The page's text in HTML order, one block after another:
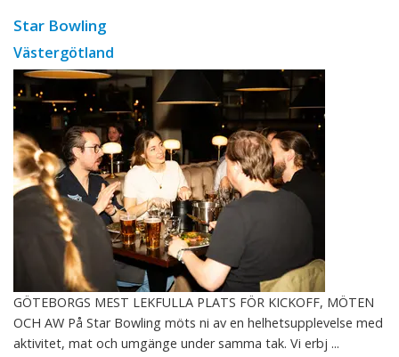
Star Bowling
Västergötland
GÖTEBORGS MEST LEKFULLA PLATS FÖR KICKOFF, MÖTEN
OCH AW På Star Bowling möts ni av en helhetsupplevelse med
aktivitet, mat och umgänge under samma tak. Vi erbj ...